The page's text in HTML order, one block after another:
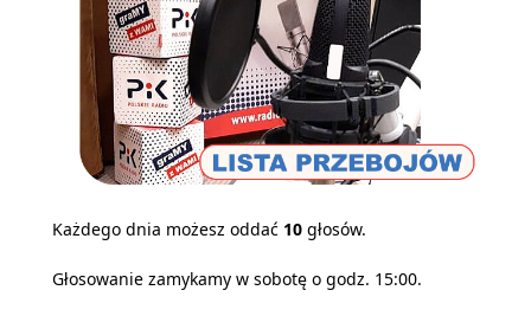
Każdego dnia możesz oddać 10 głosów.
Głosowanie zamykamy w sobotę o godz. 15:00.